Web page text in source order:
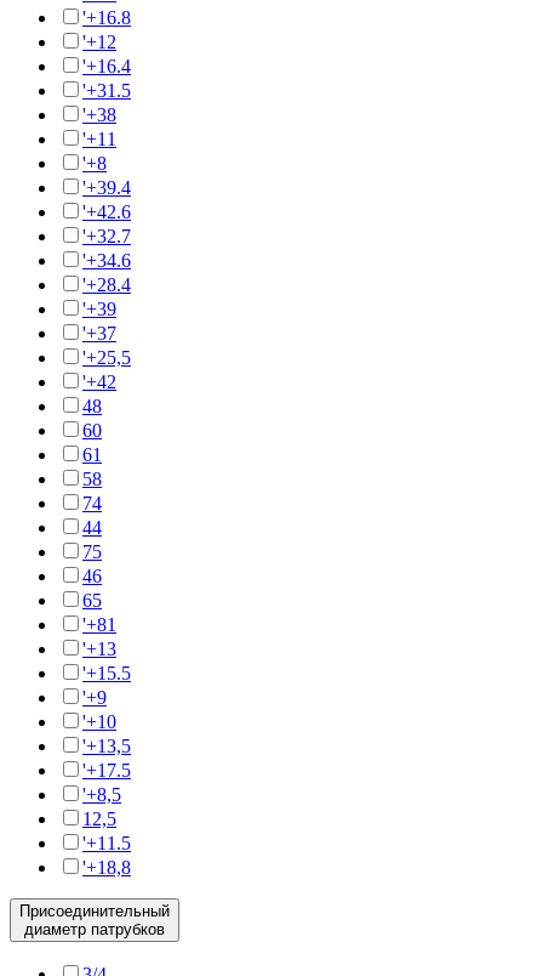
'+16.8
'+12
'+16.4
'+31.5
'+38
'+11
'+8
'+39.4
'+42.6
'+32.7
'+34.6
'+28.4
'+39
'+37
'+25,5
'+42
48
60
61
58
74
44
75
46
65
'+81
'+13
'+15.5
'+9
'+10
'+13,5
'+17.5
'+8,5
12,5
'+11.5
'+18,8
Присоединительный
диаметр патрубков